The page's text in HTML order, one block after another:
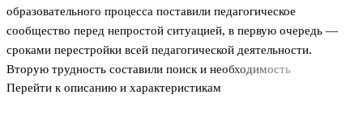
образовательного процесса поставили педагогическое
сообщество перед непростой ситуацией, в первую очередь —
сроками перестройки всей педагогической деятельности.
Вторую трудность составили поиск и необходимость
переработки имевшегося наглядного материала в иной формат
Перейти к описанию и характеристикам